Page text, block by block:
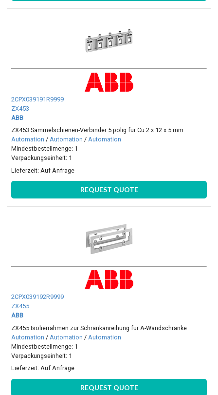
2CPX039191R9999
ZX453
ABB
ZX453 Sammelschienen-Verbinder 5 polig für Cu 2 x 12 x 5 mm
Automation /Automation /Automation
Mindestbestellmenge: 1
Verpackungseinheit: 1
Lieferzeit: Auf Anfrage
REQUEST QUOTE
2CPX039192R9999
ZX455
ABB
ZX455 Isolierrahmen zur Schrankanreihung für A-Wandschränke
Automation / Automation / Automation
Mindestbestellmenge: 1
Verpackungseinheit: 1
Lieferzeit: Auf Anfrage
REQUEST QUOTE